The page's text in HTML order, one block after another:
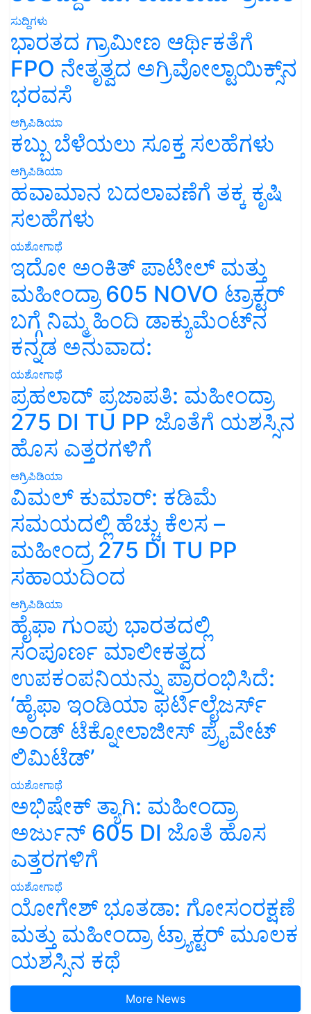
ಸುದ್ದಿಗಳು
ಭಾರತದ ಗ್ರಾಮೀಣ ಆರ್ಥಿಕತೆಗೆ
FPO ನೇತೃತ್ವದ ಅಗ್ರಿವೋಲ್ಟಾಯಿಕ್ಸ್‌ನ
ಭರವಸೆ
ಅಗ್ರಿಪಿಡಿಯಾ
ಕಬ್ಬು ಬೆಳೆಯಲು ಸೂಕ್ತ ಸಲಹೆಗಳು
ಅಗ್ರಿಪಿಡಿಯಾ
ಹವಾಮಾನ ಬದಲಾವಣೆಗೆ ತಕ್ಕ ಕೃಷಿ
ಸಲಹೆಗಳು
ಯಶೋಗಾಥೆ
ಇದೋ ಅಂಕಿತ್ ಪಾಟೀಲ್ ಮತ್ತು
ಮಹೀಂದ್ರಾ 605 NOVO ಟ್ರಾಕ್ಟರ್
ಬಗ್ಗೆ ನಿಮ್ಮ ಹಿಂದಿ ಡಾಕ್ಯುಮೆಂಟ್‌ನ
ಕನ್ನಡ ಅನುವಾದ:
ಯಶೋಗಾಥೆ
ಪ್ರಹಲಾದ್ ಪ್ರಜಾಪತಿ: ಮಹೀಂದ್ರಾ
275 DI TU PP ಜೊತೆಗೆ ಯಶಸ್ಸಿನ
ಹೊಸ ಎತ್ತರಗಳಿಗೆ
ಅಗ್ರಿಪಿಡಿಯಾ
ವಿಮಲ್ ಕುಮಾರ್: ಕಡಿಮೆ
ಸಮಯದಲ್ಲಿ ಹೆಚ್ಚು ಕೆಲಸ –
ಮಹೀಂದ್ರ 275 DI TU PP
ಸಹಾಯದಿಂದ
ಅಗ್ರಿಪಿಡಿಯಾ
ಹೈಫಾ ಗುಂಪು ಭಾರತದಲ್ಲಿ
ಸಂಪೂರ್ಣ ಮಾಲೀಕತ್ವದ
ಉಪಕಂಪನಿಯನ್ನು ಪ್ರಾರಂಭಿಸಿದೆ:
‘ಹೈಫಾ ಇಂಡಿಯಾ ಫರ್ಟಿಲೈಜರ್ಸ್
ಅಂಡ್ ಟೆಕ್ನೋಲಾಜೀಸ್ ಪ್ರೈವೇಟ್
ಲಿಮಿಟೆಡ್’
ಯಶೋಗಾಥೆ
ಅಭಿಷೇಕ್ ತ್ಯಾಗಿ: ಮಹೀಂದ್ರಾ
ಅರ್ಜುನ್ 605 DI ಜೊತೆ ಹೊಸ
ಎತ್ತರಗಳಿಗೆ
ಯಶೋಗಾಥೆ
ಯೋಗೇಶ್ ಭೂತಡಾ: ಗೋಸಂರಕ್ಷಣೆ
ಮತ್ತು ಮಹೀಂದ್ರಾ ಟ್ರ್ಯಾಕ್ಟರ್ ಮೂಲಕ
ಯಶಸ್ಸಿನ ಕಥೆ
More News